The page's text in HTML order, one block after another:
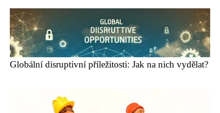
Globální disruptivní příležitosti: Jak na nich vydělat?